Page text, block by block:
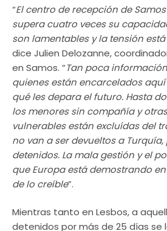
“El centro de recepción de
supera cuatro veces su
son lamentables y la tensión
dice Julien Delozanne,
en Samos. “Tan poca
quienes están encarcelados
qué les depara el futuro. Hasta
los menores sin compañía y
vulnerables están excluídas del
no van a ser devueltos a
detenidos. La mala gestión y el
que Europa está demostrando
de lo creíble”.
Mientras tanto en Lesbos, a
detenidos por más de 25 días se